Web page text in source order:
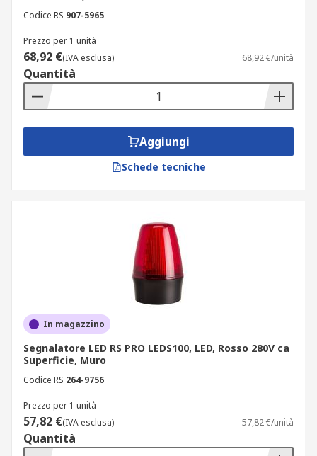
giallo;
grigio;
nero;
rosso.
visivo trasmesso, garantendo un’identificazione
chiara e immediata.
Per garantire la massima qualità e rapidità di
consegna, offriamo una selezione dei migliori
segnalatori luminosi lampeggianti, LED e non
solo firmati RS PRO, Klaxon e Moflash. Grazie alla
disponibilità immediata, potrai ricevere il tuo
ordine in 1-3 giorni lavorativi, assicurandoti
sempre la massima efficienza operativa. Scopri la
nostra gamma completa di segnalatori acustici e
luminosi e scegli la soluzione più adatta alle tue
esigenze.
Codice RS 907-5965
Prezzo per 1 unità
68,92 €(IVA esclusa) 68,92 €/unità
Quantità
Aggiungi
Schede tecniche
In magazzino
Segnalatore LED RS PRO LEDS100, LED, Rosso 280V ca
Superficie, Muro
Codice RS 264-9756
Prezzo per 1 unità
57,82 €(IVA esclusa) 57,82 €/unità
Quantità